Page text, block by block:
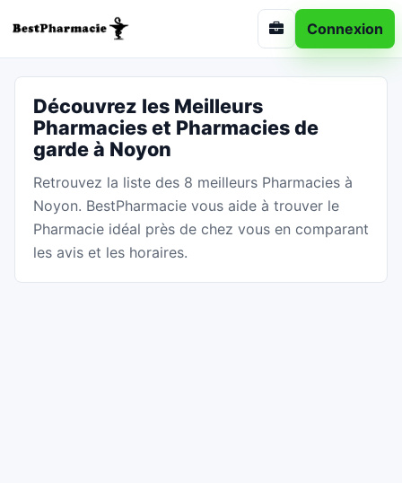
Connexion
Découvrez les Meilleurs
Pharmacies et Pharmacies de
garde à Noyon
Retrouvez la liste des 8 meilleurs Pharmacies à
Noyon. BestPharmacie vous aide à trouver le
Pharmacie idéal près de chez vous en comparant
les avis et les horaires.